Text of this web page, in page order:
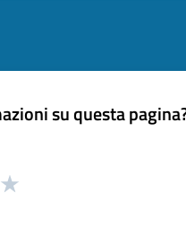
su questa